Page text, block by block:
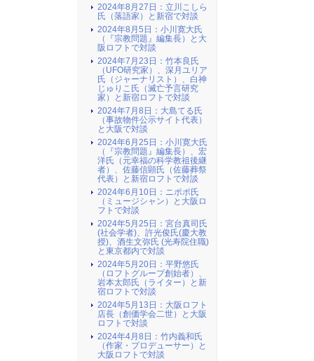
2024年8月27日：立川こしら
氏（落語家）と新宿で対談
2024年8月5日：小川寛大氏
（『宗教問題』編集長）と大
阪ロフトで対談
2024年7月23日：竹本良氏
（UFO研究家）、深月ユリア
氏（ジャーナリスト）、白神
じゅりこ氏（滅亡予言研究
家）と新宿ロフトで対談
2024年7月8日：大島てる氏
（事故物件公示サイト代表）
と大阪で対談
2024年6月25日：小川寛大氏
（『宗教問題』編集長）、宏
洋氏（元幸福の科学教祖後継
者）、佐藤信顕氏（佐藤葬祭
代表）と新宿ロフトで対談
2024年6月10日：ニポポ氏
（ミュージシャン）と大阪ロ
フトで対談
2024年5月25日：宮台真司氏
(社会学者)、許光俊氏(慶大教
授)、酒生文弥氏 (光寿院住職)
と東京都内で対談
2024年5月20日：平野悠氏
（ロフトグループ創始者）、
岩本太郎氏（ライター）と新
宿ロフトで対談
2024年5月13日：大阪ロフト
店長（創価学会二世）と大阪
ロフトで対談
2024年4月8日：竹内義和氏
（作家・プロデューサー）と
大阪ロフトで対談